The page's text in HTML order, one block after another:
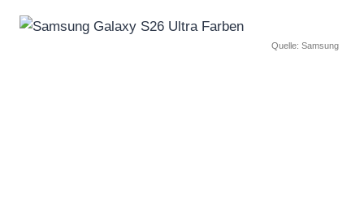
Quelle: Samsung